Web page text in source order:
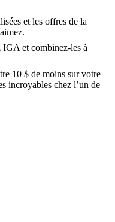
et les offres de la
IGA et combinez-les à
10 $ de moins sur votre
incroyables chez l’un de